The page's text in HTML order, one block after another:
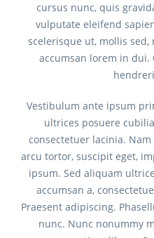
cursus nunc, quis
vulputate eleifend
scelerisque ut, mollis
accumsan lorem in
Vestibulum ante ipsum
ultrices posuere
consectetuer lacinia.
arcu tortor, suscipit eget,
ipsum. Sed aliquam
accumsan a,
Praesent adipiscing.
nunc. Nunc nonummy